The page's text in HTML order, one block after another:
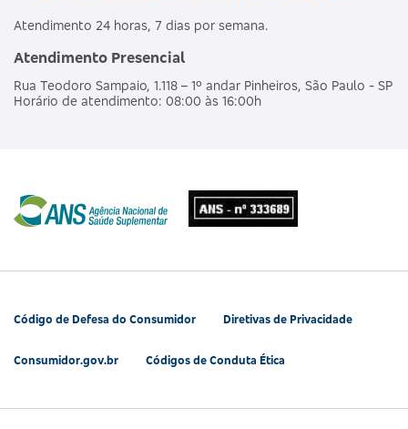
Atendimento 24 horas, 7 dias por semana.
Atendimento Presencial
Rua Teodoro Sampaio, 1.118 – 1º andar Pinheiros, São Paulo - SP
Horário de atendimento: 08:00 às 16:00h
Código de Defesa do Consumidor Diretivas de Privacidade
Consumidor.gov.br Códigos de Conduta Ética